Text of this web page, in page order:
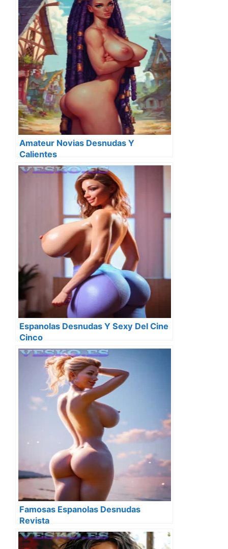
Amateur Novias Desnudas Y
Calientes
Espanolas Desnudas Y Sexy Del Cine
Cinco
Famosas Espanolas Desnudas
Revista